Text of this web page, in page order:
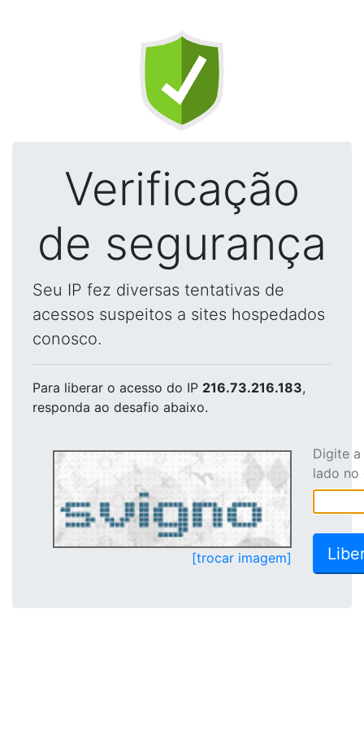
Verificação
de segurança
Seu IP fez diversas tentativas de
acessos suspeitos a sites hospedados
conosco.
Para liberar o acesso do IP 216.73.216.183,
responda ao desafio abaixo.
[trocar imagem]
Digite
lado no